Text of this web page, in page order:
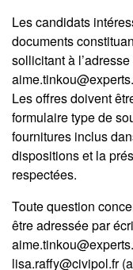
Les candidats
documents
sollicitant à
Les offres doivent
formulaire type de
fournitures inclus
dispositions et la
respectées.
Toute question
être adressée par
lisa.raffy@civipol.fr